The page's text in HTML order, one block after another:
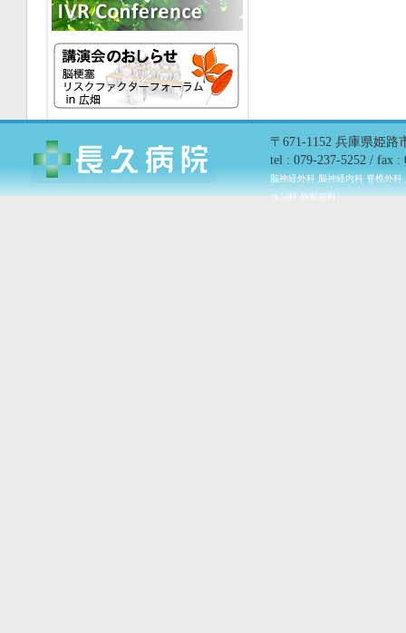
〒671-1152 兵庫県姫路
tel : 079-237-5252 / fax :
脳神経外科 脳神経内科 脊椎外
ョン科 放射線科